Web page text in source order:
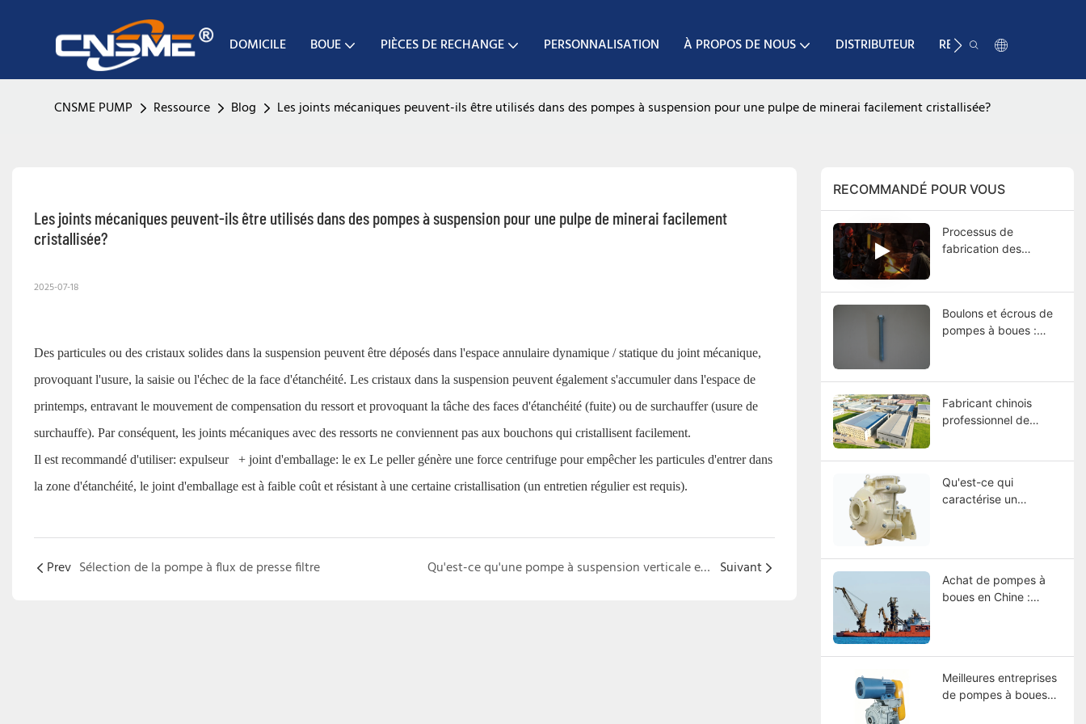
DOMICILE BOUE PIÈCES DE RECHANGE PERSONNALISATION À PROPOS DE NOUS DISTRIBUTEUR RESSOURCE
CNSME PUMP Ressource Blog Les joints mécaniques peuvent-ils être utilisés dans des pompes à suspension pour une pulpe de minerai facilement cristallisée?
Les joints mécaniques peuvent-ils être utilisés dans des pompes à suspension pour une pulpe de minerai facilement
cristallisée?
2025-07-18
Des particules ou des cristaux solides dans la suspension peuvent être déposés dans l'espace annulaire dynamique / statique du joint mécanique,
provoquant l'usure, la saisie ou l'échec de la face d'étanchéité. Les cristaux dans la suspension peuvent également s'accumuler dans l'espace de
printemps, entravant le mouvement de compensation du ressort et provoquant la tâche des faces d'étanchéité (fuite) ou de surchauffer (usure de
surchauffe). Par conséquent, les joints mécaniques avec des ressorts ne conviennent pas aux bouchons qui cristallisent facilement.
Il est recommandé d'utiliser: expulseur + joint d'emballage: le ex Le peller génère une force centrifuge pour empêcher les particules d'entrer dans
la zone d'étanchéité, le joint d'emballage est à faible coût et résistant à une certaine cristallisation (un entretien régulier est requis).
Prev Sélection de la pompe à flux de presse filtre Qu'est-ce qu'une pompe à suspension verticale et comment ça marche? Suivant
RECOMMANDÉ POUR VOUS
Processus de
fabrication des
finaux
Boulons et écrous de
pompes à boues :
guide d’entretien
Fabricant chinois
professionnel de
les pompes à boues,
les pièces détachées
Qu'est-ce qui
caractérise un
Achat de pompes à
boues en Chine :
Meilleures entreprises
de pompes à boues